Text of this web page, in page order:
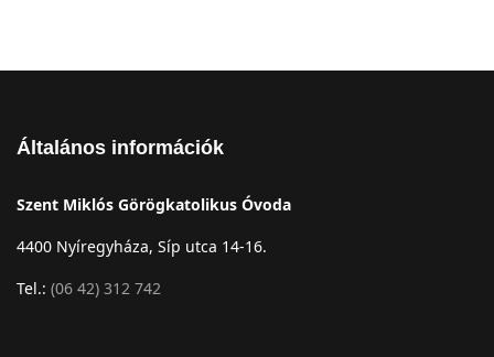
Általános információk
Szent Miklós Görögkatolikus Óvoda
4400 Nyíregyháza, Síp utca 14-16.
Tel.: (06 42) 312 742